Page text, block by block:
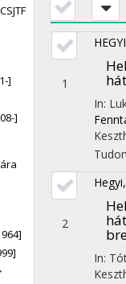
]
]
1
In:
2
In: